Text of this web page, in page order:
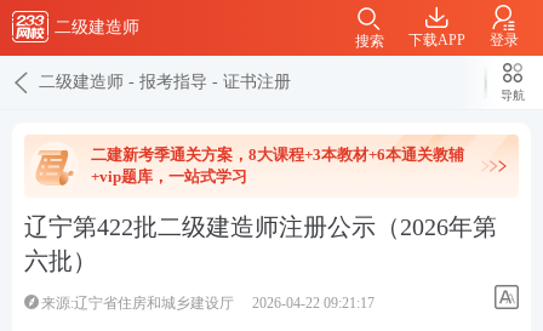
二级建造师
下载APP 登录
搜索
二级建造师 - 报考指导 - 证书注册
导航
二建新考季通关方案，8大课程+3本教材+6本通关教辅
+vip题库，一站式学习
辽宁第422批二级建造师注册公示（2026年第
六批）
来源:辽宁省住房和城乡建设厅 2026-04-22 09:21:17